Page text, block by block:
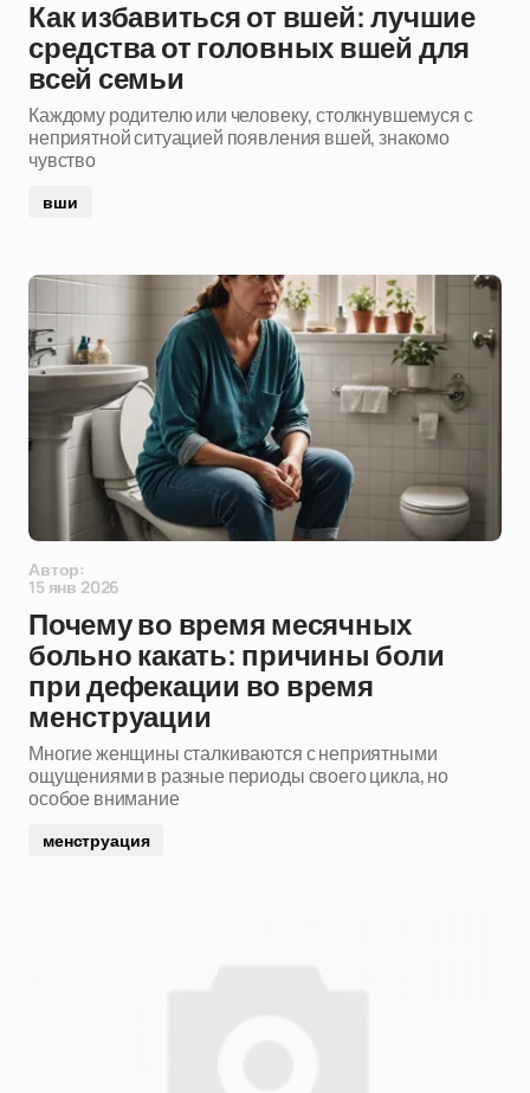
Как избавиться от вшей: лучшие
средства от головных вшей для
всей семьи
Каждому родителю или человеку, столкнувшемуся с
неприятной ситуацией появления вшей, знакомо
чувство
вши
Автор:
15 янв 2026
Почему во время месячных
больно какать: причины боли
при дефекации во время
менструации
Многие женщины сталкиваются с неприятными
ощущениями в разные периоды своего цикла, но
особое внимание
менструация